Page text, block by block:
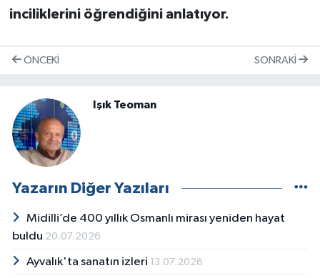
inciliklerini öğrendiğini anlatıyor.
ÖNCEKI SONRAKI
Işık Teoman
Yazarın Diğer Yazıları
Midilli’de 400 yıllık Osmanlı mirası yeniden hayat
buldu 20.07.2026
Ayvalık'ta sanatın izleri 13.07.2026